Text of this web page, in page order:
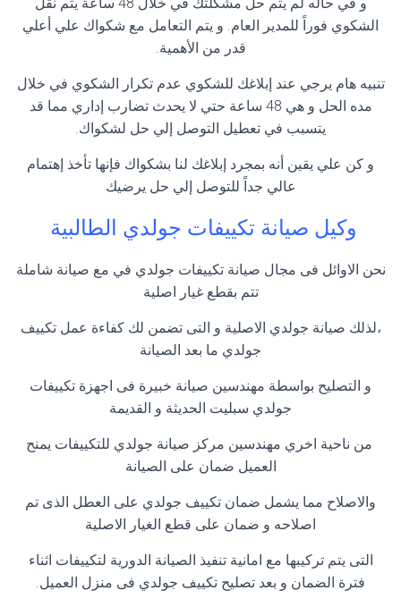
الشكوي فوراً للمدير العام. و يتم التعامل مع شكواك علي أعلي
قدر من الأهمية.
تنبيه هام يرجي عند إبلاغك للشكوي عدم تكرار الشكوي في خلال
مده الحل و هي 48 ساعة حتي لا يحدث تضارب إداري مما قد
يتسبب في تعطيل التوصل إلي حل لشكواك.
و كن علي يقين أنه بمجرد إبلاغك لنا بشكواك فإنها تأخذ إهتمام
عالي جداً للتوصل إلي حل يرضيك
وكيل صيانة تكييفات جولدي الطالبية
نحن الاوائل فى مجال صيانة تكييفات جولدي في مع صيانة شاملة
تتم بقطع غيار اصلية
،لذلك صيانة جولدي الاصلية و التى تضمن لك كفاءة عمل تكييف
جولدي ما بعد الصيانة
و التصليح بواسطة مهندسين صيانة خبيرة فى اجهزة تكييفات
جولدي سبليت الحديثة و القديمة
من ناحية اخري مهندسين مركز صيانة جولدي للتكييفات يمنح
العميل ضمان على الصيانة
والاصلاح مما يشمل ضمان تكييف جولدي على العطل الذى تم
اصلاحه و ضمان على قطع الغيار الاصلية
التى يتم تركيبها مع امانية تنفيذ الصيانة الدورية لتكييفات اثناء
فترة الضمان و بعد تصليح تكييف جولدي فى منزل العميل.